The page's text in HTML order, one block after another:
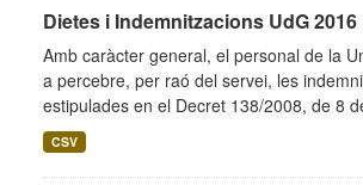
Dietes i Indemnitzacions UdG 2016
Amb caràcter general, el personal de la
a percebre, per raó del servei, les
estipulades en el Decret 138/2008, de 8
CSV